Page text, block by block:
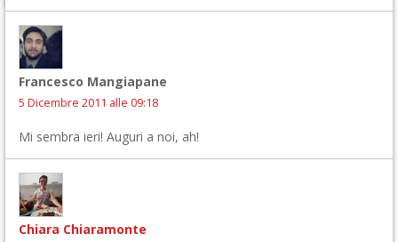
Francesco Mangiapane
5 Dicembre 2011 alle 09:18
Mi sembra ieri! Auguri a noi, ah!
Chiara Chiaramonte